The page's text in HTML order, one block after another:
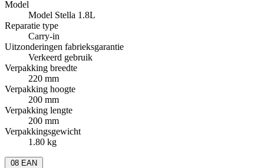
Model
Model Stella 1.8L
Reparatie type
Carry-in
Uitzonderingen fabrieksgarantie
Verkeerd gebruik
Verpakking breedte
220 mm
Verpakking hoogte
200 mm
Verpakking lengte
200 mm
Verpakkingsgewicht
1.80 kg
08 EAN